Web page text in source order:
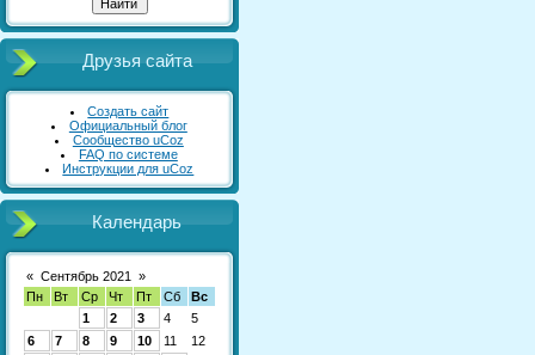
Друзья сайта
Создать сайт
Официальный блог
Сообщество uCoz
FAQ по системе
Инструкции для uCoz
Календарь
« Сентябрь 2021
»
Пн
Вт Ср Чт Пт Сб
Вс
1
2 3 4
5
6
7 8 9 10 11
12